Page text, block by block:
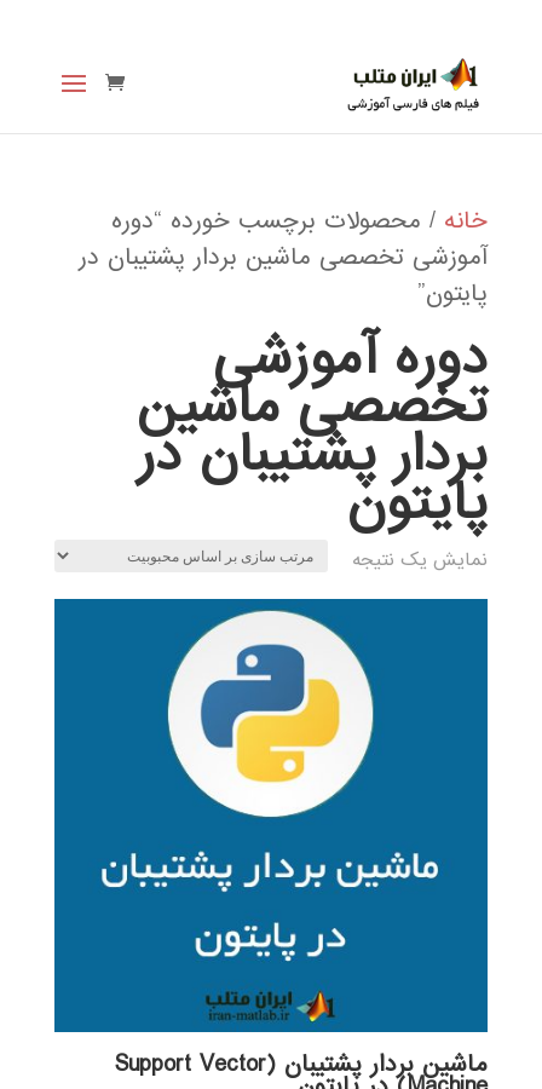
خانه / محصولات برچسب خورده “دوره
آموزشی تخصصی ماشین بردار پشتیبان در
پایتون”
دوره آموزشی
تخصصی ماشین
بردار پشتیبان در
پایتون
نمایش یک نتیجه
ماشین بردار پشتیبان (Support Vector